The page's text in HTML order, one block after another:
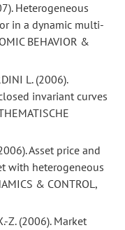
Heterogeneous
in a dynamic multi-
BEHAVIOR &
L. (2006).
invariant curves
Asset price and
with heterogeneous
& CONTROL,
Z. (2006). Market